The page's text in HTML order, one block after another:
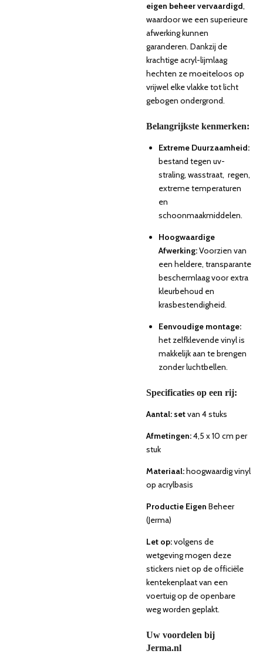
eigen beheer vervaardigd,
waardoor we een superieure
afwerking kunnen
garanderen. Dankzij de
krachtige acryl-lijmlaag
hechten ze moeiteloos op
vrijwel elke vlakke tot licht
gebogen ondergrond.
Belangrijkste kenmerken:
Extreme Duurzaamheid:
bestand tegen uv-
straling, wasstraat, regen,
extreme temperaturen
en
schoonmaakmiddelen.
Hoogwaardige
Afwerking:Voorzien van
een heldere, transparante
beschermlaag voor extra
kleurbehoud en
krasbestendigheid.
Eenvoudige montage:
het zelfklevende vinyl is
makkelijk aan te brengen
zonder luchtbellen.
Specificaties op een rij:
Aantal: setvan 4 stuks
Afmetingen:4,5 x 10 cm per
stuk
Materiaal:hoogwaardig vinyl
op acrylbasis
Productie Eigen Beheer
(Jerma)
Let op:volgens de
wetgeving mogen deze
stickers niet op de officiële
kentekenplaat van een
voertuig op de openbare
weg worden geplakt.
Uw voordelen bij
Jerma.nl